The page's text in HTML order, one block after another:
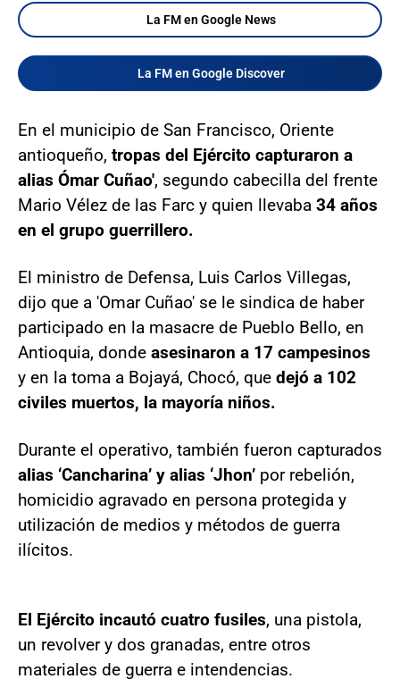
La FM en Google News
La FM en Google Discover
En el municipio de San Francisco, Oriente
antioqueño, tropas del Ejército capturaron a
alias Ómar Cuñao', segundo cabecilla del frente
Mario Vélez de las Farc y quien llevaba 34 años
en el grupo guerrillero.
El ministro de Defensa, Luis Carlos Villegas,
dijo que a 'Omar Cuñao' se le sindica de haber
participado en la masacre de Pueblo Bello, en
Antioquia, donde asesinaron a 17 campesinos
y en la toma a Bojayá, Chocó, que dejó a 102
civiles muertos, la mayoría niños.
Durante el operativo, también fueron capturados
alias ‘Cancharina’ y alias ‘Jhon’ por rebelión,
homicidio agravado en persona protegida y
utilización de medios y métodos de guerra
ilícitos.
El Ejército incautó cuatro fusiles, una pistola,
un revolver y dos granadas, entre otros
materiales de guerra e intendencias.